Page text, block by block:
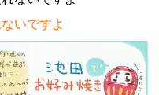
いですよ